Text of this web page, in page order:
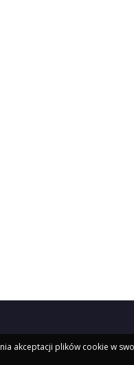
akceptacji plików cookie w